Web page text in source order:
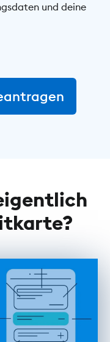
und deine